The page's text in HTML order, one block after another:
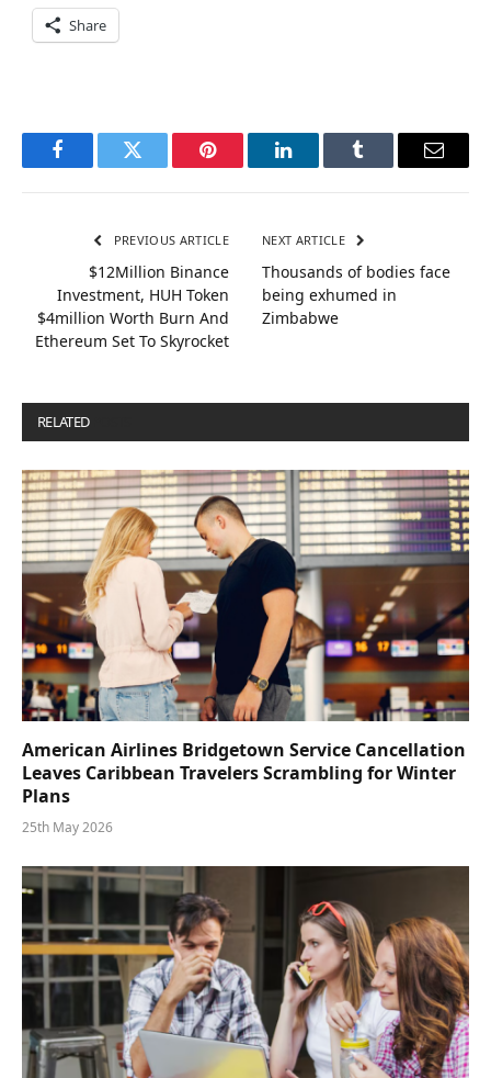
Share
FacebookTwitter Pinterest LinkedInTumblr Email
PREVIOUS ARTICLE
$12Million Binance
Investment, HUH Token
$4million Worth Burn And
Ethereum Set To Skyrocket
NEXT ARTICLE
Thousands of bodies face
being exhumed in
Zimbabwe
RELATED
American Airlines Bridgetown Service Cancellation
Leaves Caribbean Travelers Scrambling for Winter
Plans
25th May 2026